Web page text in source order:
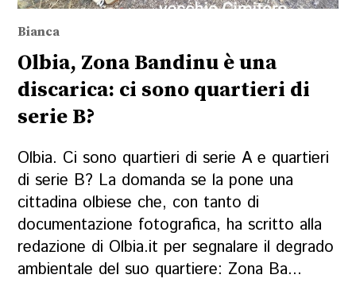
Bianca
Olbia, Zona Bandinu è una
discarica: ci sono quartieri di
serie B?
Olbia. Ci sono quartieri di serie A e quartieri
di serie B? La domanda se la pone una
cittadina olbiese che, con tanto di
documentazione fotografica, ha scritto alla
redazione di Olbia.it per segnalare il degrado
ambientale del suo quartiere: Zona Ba...